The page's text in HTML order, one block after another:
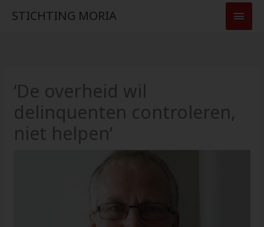
naarSTICHTING MORIA
‘De overheid wil
delinquenten controleren,
niet helpen’